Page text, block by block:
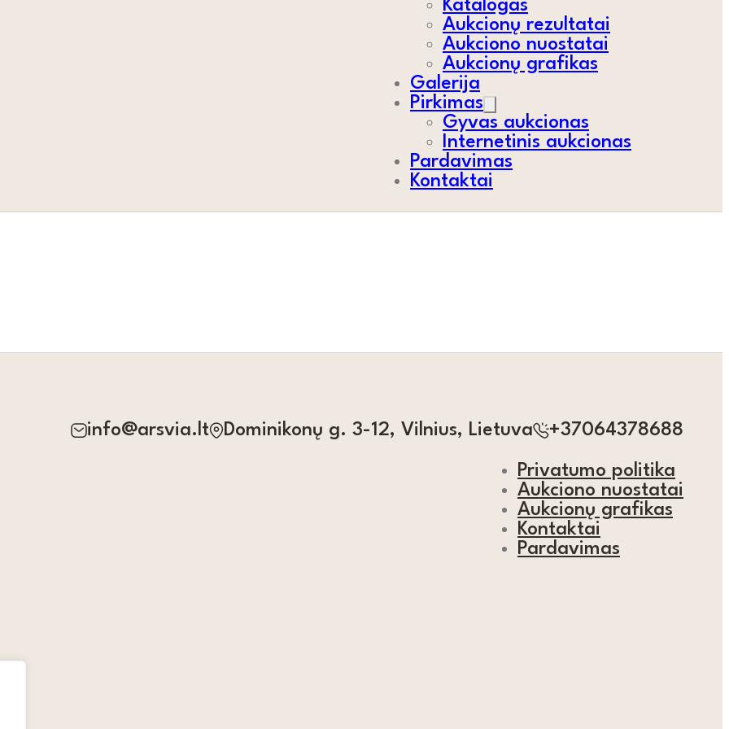
Katalogas
Aukcionų rezultatai
Aukciono nuostatai
Aukcionų grafikas
Galerija
Pirkimas
Gyvas aukcionas
Internetinis aukcionas
Pardavimas
Kontaktai
info@arsvia.lt Dominikonų g. 3-12, Vilnius, Lietuva +37064378688
Privatumo politika
Aukciono nuostatai
Aukcionų grafikas
Kontaktai
Pardavimas